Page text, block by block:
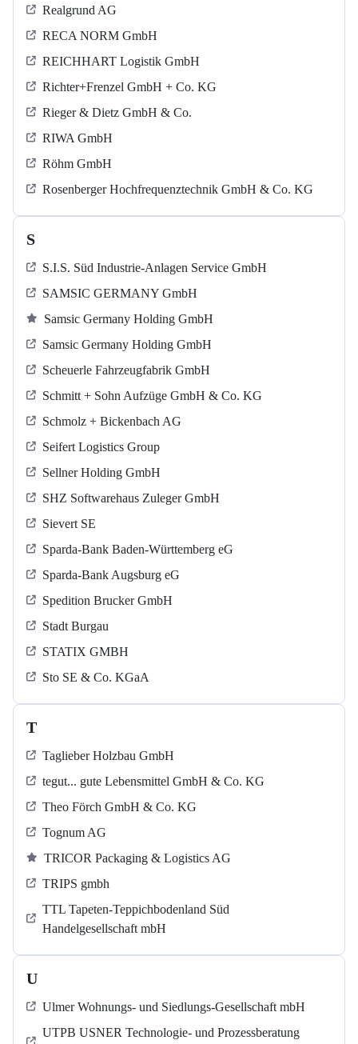
Realgrund AG
RECA NORM GmbH
REICHHART Logistik GmbH
Richter+Frenzel GmbH + Co. KG
Rieger & Dietz GmbH & Co.
RIWA GmbH
Röhm GmbH
Rosenberger Hochfrequenztechnik GmbH & Co. KG
S
S.I.S. Süd Industrie-Anlagen Service GmbH
SAMSIC GERMANY GmbH
Samsic Germany Holding GmbH
Samsic Germany Holding GmbH
Scheuerle Fahrzeugfabrik GmbH
Schmitt + Sohn Aufzüge GmbH & Co. KG
Schmolz + Bickenbach AG
Seifert Logistics Group
Sellner Holding GmbH
SHZ Softwarehaus Zuleger GmbH
Sievert SE
Sparda-Bank Baden-Württemberg eG
Sparda-Bank Augsburg eG
Spedition Brucker GmbH
Stadt Burgau
STATIX GMBH
Sto SE & Co. KGaA
T
Taglieber Holzbau GmbH
tegut... gute Lebensmittel GmbH & Co. KG
Theo Förch GmbH & Co. KG
Tognum AG
TRICOR Packaging & Logistics AG
TRIPS gmbh
TTL Tapeten-Teppichbodenland Süd
Handelgesellschaft mbH
U
Ulmer Wohnungs- und Siedlungs-Gesellschaft mbH
UTPB USNER Technologie- und Prozessberatung